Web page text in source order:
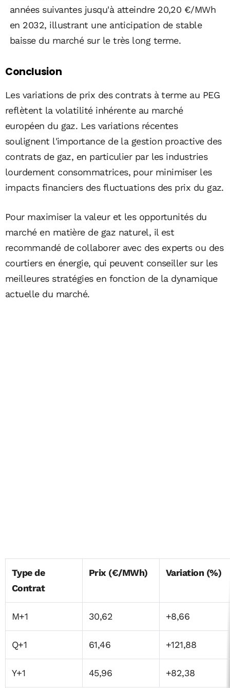
années suivantes jusqu'à atteindre 20,20 €/MWh
en 2032, illustrant une anticipation de stable
baisse du marché sur le très long terme.
Conclusion
Les variations de prix des contrats à terme au PEG
reflètent la volatilité inhérente au marché
européen du gaz. Les variations récentes
soulignent l'importance de la gestion proactive des
contrats de gaz, en particulier par les industries
lourdement consommatrices, pour minimiser les
impacts financiers des fluctuations des prix du gaz.
Pour maximiser la valeur et les opportunités du
marché en matière de gaz naturel, il est
recommandé de collaborer avec des experts ou des
courtiers en énergie, qui peuvent conseiller sur les
meilleures stratégies en fonction de la dynamique
actuelle du marché.
Type de
Contrat
Prix (€/MWh) Variation (%)
M+1 30,62 +8,66
Q+1 61,46 +121,88
Y+1 45,96 +82,38